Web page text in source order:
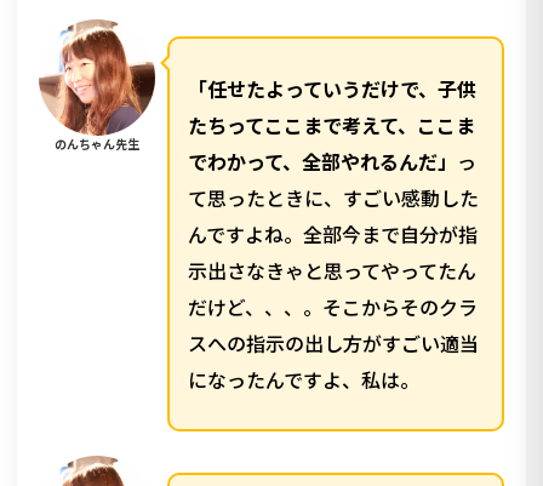
のんちゃん先生
「任せたよっていうだけで、子供
たちってここまで考えて、ここま
でわかって、全部やれるんだ」 っ
て思ったときに、すごい感動した
んですよね。全部今まで自分が指
示出さなきゃと思ってやってたん
だけど、、、。そこからそのクラ
スへの指示の出し方がすごい適当
になったんですよ、私は。